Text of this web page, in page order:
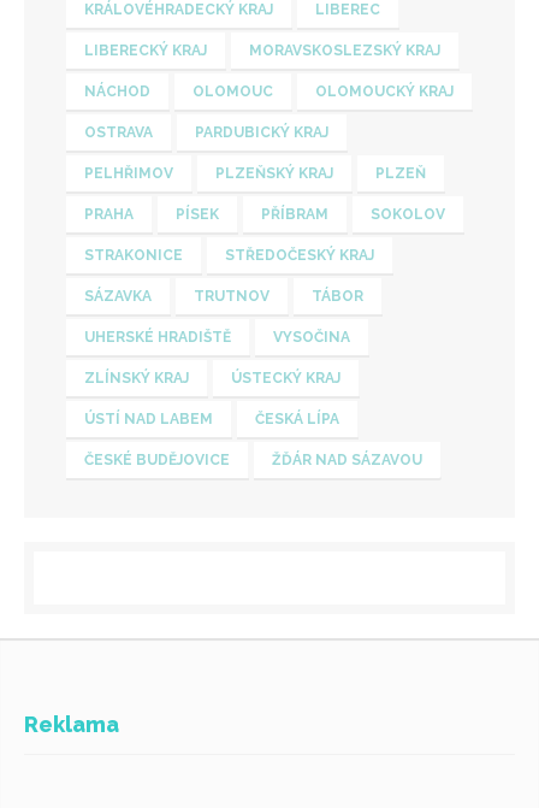
KRÁLOVÉHRADECKÝ KRAJ LIBEREC
LIBERECKÝ KRAJ MORAVSKOSLEZSKÝ KRAJ
NÁCHOD OLOMOUC OLOMOUCKÝ KRAJ
OSTRAVA PARDUBICKÝ KRAJ
PELHŘIMOV PLZEŇSKÝ KRAJ PLZEŇ
PRAHA PÍSEK PŘÍBRAM SOKOLOV
STRAKONICE STŘEDOČESKÝ KRAJ
SÁZAVKA TRUTNOV TÁBOR
UHERSKÉ HRADIŠTĚ VYSOČINA
ZLÍNSKÝ KRAJ ÚSTECKÝ KRAJ
ÚSTÍ NAD LABEM ČESKÁ LÍPA
ČESKÉ BUDĚJOVICE ŽĎÁR NAD SÁZAVOU
Reklama